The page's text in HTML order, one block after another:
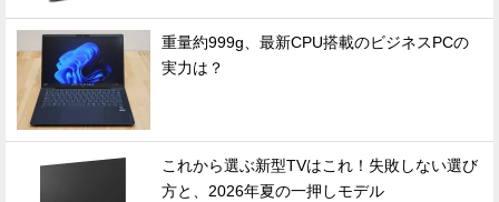
重量約999g、最新CPU搭載のビジネスPCの
実力は？
これから選ぶ新型TVはこれ！失敗しない選び
方と、2026年夏の一押しモデル